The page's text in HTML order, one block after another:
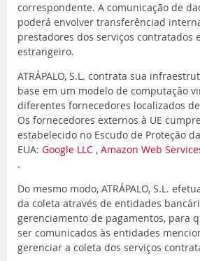
correspondente. A comunicação de
poderá envolver transferênciad
prestadores dos serviços contratados
estrangeiro.
ATRÁPALO, S.L. contrata sua
base em um modelo de computação
diferentes fornecedores localizados
Os fornecedores externos à UE
estabelecido no Escudo de Proteção
EUA: Google LLC , Amazon Web
.
Do mesmo modo, ATRÁPALO, S.L.
da coleta através de entidades
gerenciamento de pagamentos, para
ser comunicados às entidades
gerenciar a coleta dos serviços